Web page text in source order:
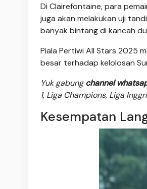
Di Clairefontaine, para
juga akan melakukan uji
banyak bintang di kancah
Piala Pertiwi All Stars 2025
besar terhadap kelolosan
Yuk gabungchannel
1, Liga Champions, Liga
Kesempatan